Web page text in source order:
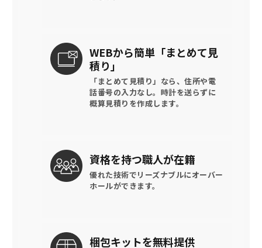
WEBから簡単 「まとめて見
積り」
「まとめて見積り」なら、住所や電
話番号の入力なし。時計を送らずに
概算見積りを作成します。
資格を持つ職人が在籍
優れた技術でリーズナブルにオーバー
ホールができます。
梱包キットを無料提供